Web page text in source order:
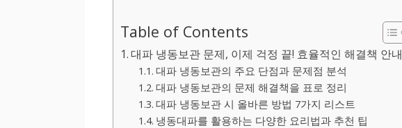
Table of Contents
대파 냉동보관 문제, 이제 걱정 끝! 효율적인 해결책 안내
대파 냉동보관의 주요 단점과 문제점 분석
대파 냉동보관의 문제 해결책을 표로 정리
대파 냉동보관 시 올바른 방법 7가지 리스트
냉동대파를 활용하는 다양한 요리법과 추천 팁